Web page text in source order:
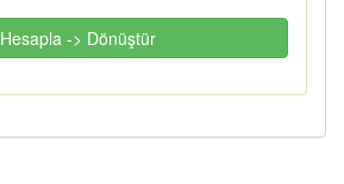
Hesapla -> Dönüştür